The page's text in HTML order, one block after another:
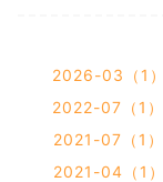
2026-03（1）
2022-07（1）
2021-07（1）
2021-04（1）